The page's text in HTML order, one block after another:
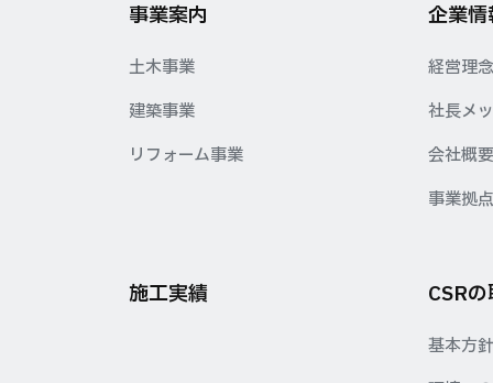
事業案内
土木事業
建築事業
リフォーム事業
企業情
経営理
社長メ
会社概
事業拠
施工実績 CSR
基本方